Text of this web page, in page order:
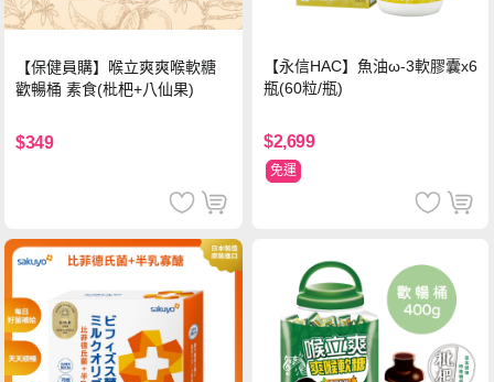
【保健員購】喉立爽爽喉軟糖
歡暢桶 素食(枇杷+八仙果)
$349
【永信HAC】魚油ω-3軟膠囊x6
瓶(60粒/瓶)
$2,699
免運